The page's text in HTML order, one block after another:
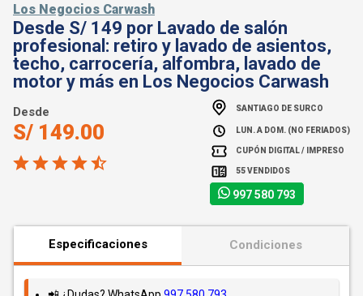
Los Negocios Carwash
Desde S/ 149 por Lavado de salón
profesional: retiro y lavado de asientos,
techo, carrocería, alfombra, lavado de
motor y más en Los Negocios Carwash
Desde
S/ 149.00
SANTIAGO DE SURCO
LUN. A DOM. (NO FERIADOS)
CUPÓN DIGITAL / IMPRESO
55 VENDIDOS
997 580 793
Especificaciones Condiciones